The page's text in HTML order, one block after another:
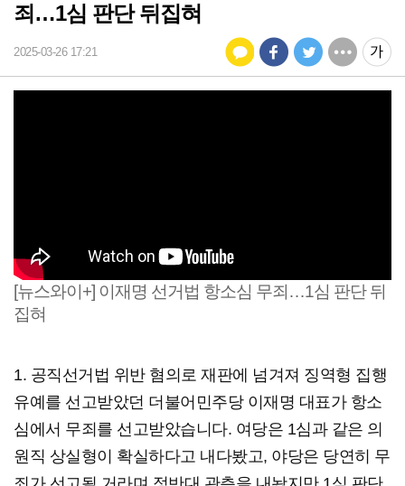
죄…1심 판단 뒤집혀
2025-03-26 17:21
[뉴스와이+] 이재명 선거법 항소심 무죄…1심 판단 뒤
집혀
1. 공직선거법 위반 혐의로 재판에 넘겨져 징역형 집행
유예를 선고받았던 더불어민주당 이재명 대표가 항소
심에서 무죄를 선고받았습니다. 여당은 1심과 같은 의
원직 상실형이 확실하다고 내다봤고, 야당은 당연히 무